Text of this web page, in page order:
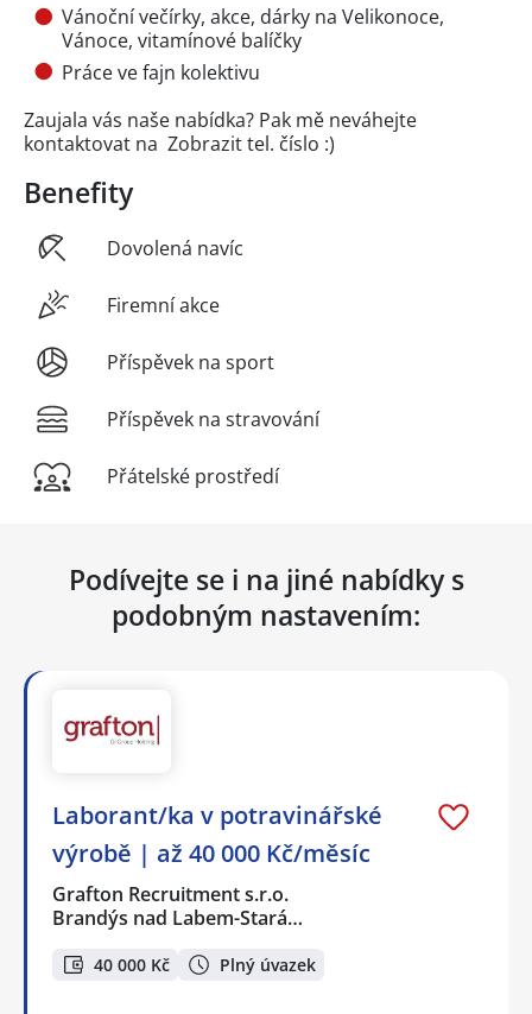
Vánoční večírky, akce, dárky na Velikonoce,
Vánoce, vitamínové balíčky
Práce ve fajn kolektivu
Zaujala vás naše nabídka? Pak mě neváhejte
kontaktovat na Zobrazit tel. číslo :)
Benefity
Dovolená navíc
Firemní akce
Příspěvek na sport
Příspěvek na stravování
Přátelské prostředí
Podívejte se i na jiné nabídky s
podobným nastavením:
Laborant/ka v potravinářské
výrobě | až 40 000 Kč/měsíc
Grafton Recruitment s.r.o.
Brandýs nad Labem-Stará…
40 000 Kč Plný úvazek